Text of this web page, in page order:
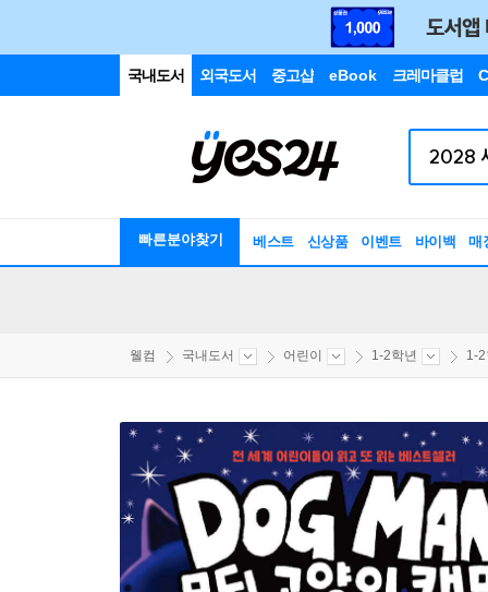
국내도서 외국도서 중고샵 eBook 크레마클럽
빠른분야찾기 베스트 신상품 이벤트 바이백 매
웰컴 국내도서 어린이 1-2학년 1-